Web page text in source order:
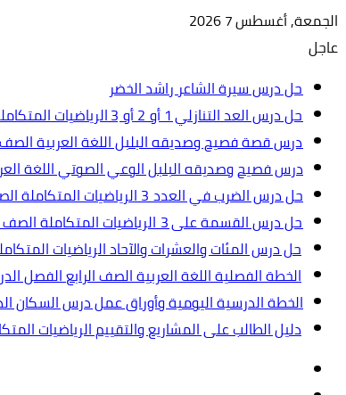
الجمعة, أغسطس 7 2026
عاجل
حل درس سيرة الشاعر راشد الخضر
حل درس العد التنازلي 1 أو 2 أو 3 الرياضيات المتكاملة الصف الأول
درس قصة فصيح وصديقه البلبل اللغة العربية الصف
درس فصيح وصديقه البلبل الوعي الصوتي اللغة
حل درس الضرب في العدد 3 الرياضيات المتكاملة الصف الثالث.ppt
حل درس القسمة على 3 الرياضيات المتكاملة الصف الثالث
حل درس المئات والعشرات والآحاد الرياضيات
الخطة الفصلية اللغة العربية الصف الرابع الفصل الدراسي
الخطة الدرسية اليومية وأوراق عمل درس السكان
دليل الطالب على المشاريع والتقييم الرياضيات